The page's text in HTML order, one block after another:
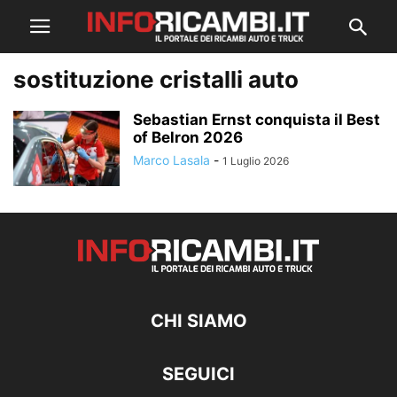
sostituzione cristalli auto
Sebastian Ernst conquista il Best
of Belron 2026
Marco Lasala - 1 Luglio 2026
CHI SIAMO
SEGUICI